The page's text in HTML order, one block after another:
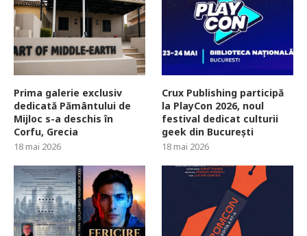
Prima galerie exclusiv
dedicată Pământului de
Mijloc s-a deschis în
Corfu, Grecia
18 mai 2026
Crux Publishing participă
la PlayCon 2026, noul
festival dedicat culturii
geek din București
18 mai 2026